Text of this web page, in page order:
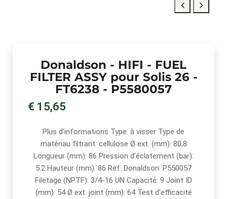
Donaldson - HIFI - FUEL
FILTER ASSY pour Solis 26 -
FT6238 - P5580057
€ 15,65
Plus d'informations Type: à visser Type de
matériau filtrant: cellulose Ø ext. (mm): 80,8
Longueur (mm): 86 Pression d'éclatement (bar):
5.2 Hauteur (mm): 86 Réf. Donaldson: P550057
Filetage (NPTF): 3/4-16 UN Capacité: 9 Joint ID
(mm): 54 Ø ext. joint (mm): 64 Test d'efficacité